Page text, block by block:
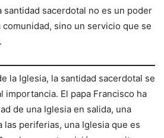
santidad sacerdotal no es un poder
sino un servicio que se
la Iglesia, la santidad sacerdotal se
importancia. El papa Francisco ha
de una Iglesia en salida, una
las periferias, una Iglesia que es